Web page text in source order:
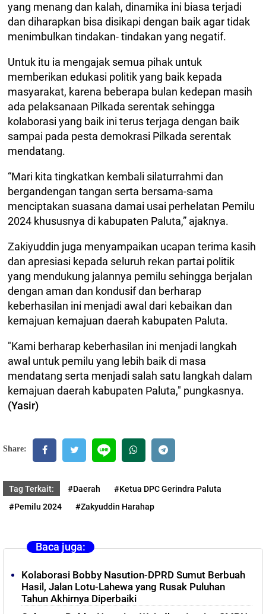
yang menang dan kalah, dinamika ini biasa terjadi
dan diharapkan bisa disikapi dengan baik agar tidak
menimbulkan tindakan- tindakan yang negatif.
Untuk itu ia mengajak semua pihak untuk
memberikan edukasi politik yang baik kepada
masyarakat, karena beberapa bulan kedepan masih
ada pelaksanaan Pilkada serentak sehingga
kolaborasi yang baik ini terus terjaga dengan baik
sampai pada pesta demokrasi Pilkada serentak
mendatang.
“Mari kita tingkatkan kembali silaturrahmi dan
bergandengan tangan serta bersama-sama
menciptakan suasana damai usai perhelatan Pemilu
2024 khususnya di kabupaten Paluta,” ajaknya.
Zakiyuddin juga menyampaikan ucapan terima kasih
dan apresiasi kepada seluruh rekan partai politik
yang mendukung jalannya pemilu sehingga berjalan
dengan aman dan kondusif dan berharap
keberhasilan ini menjadi awal dari kebaikan dan
kemajuan kemajuan daerah kabupaten Paluta.
"Kami berharap keberhasilan ini menjadi langkah
awal untuk pemilu yang lebih baik di masa
mendatang serta menjadi salah satu langkah dalam
kemajuan daerah kabupaten Paluta," pungkasnya.
(Yasir)
Share:
Tag Terkait: #Daerah
#Ketua DPC Gerindra Paluta
#Pemilu 2024
#Zakyuddin Harahap
Baca juga:
Kolaborasi Bobby Nasution-DPRD Sumut Berbuah
Hasil, Jalan Lotu-Lahewa yang Rusak Puluhan
Tahun Akhirnya Diperbaiki